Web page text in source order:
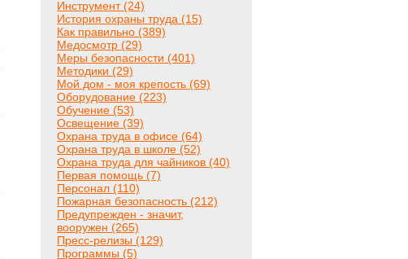
Инструмент (24)
История охраны труда (15)
Как правильно (389)
Медосмотр (29)
Меры безопасности (401)
Методики (29)
Мой дом - моя крепость (69)
Оборудование (223)
Обучение (53)
Освещение (39)
Охрана труда в офисе (64)
Охрана труда в школе (52)
Охрана труда для чайников (40)
Первая помощь (7)
Персонал (110)
Пожарная безопасность (212)
Предупрежден - значит,
вооружен (265)
Пресс-релизы (129)
Программы (5)